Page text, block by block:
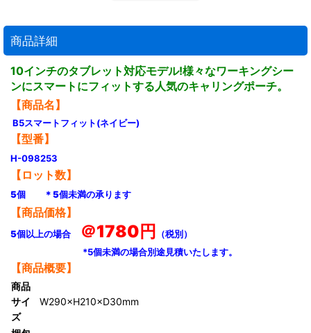
商品詳細
10インチのタブレット対応モデル!様々なワーキングシー
ンにスマートにフィットする人気のキャリングポーチ。
【商品名】
B5スマートフィット(ネイビー)
【型番】
H-098253
【ロット数】
5個 ＊5個未満の承ります
【商品価格】
5個以上の場合 ＠1780円
（税別）
*5個未満の場合別途見積いたします。
【商品概要】
商品
サイ
ズ
W290×H210×D30mm